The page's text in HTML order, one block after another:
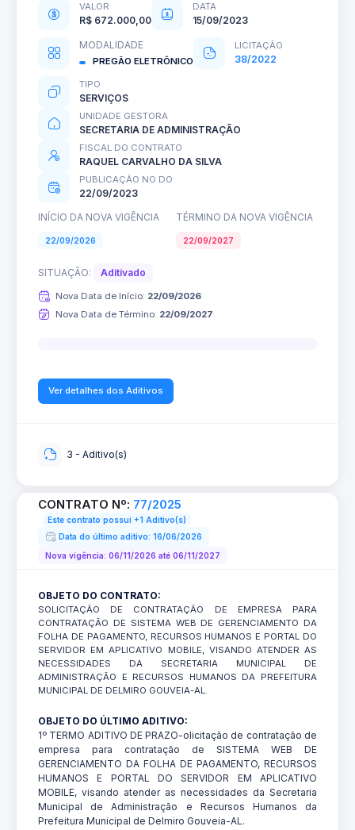
VALOR
R$ 672.000,00
DATA
15/09/2023
MODALIDADE
PREGÃO ELETRÔNICO
LICITAÇÃO
38/2022
TIPO
SERVIÇOS
UNIDADE GESTORA
SECRETARIA DE ADMINISTRAÇÃO
FISCAL DO CONTRATO
RAQUEL CARVALHO DA SILVA
PUBLICAÇÃO NO DO
22/09/2023
INÍCIO DA NOVA VIGÊNCIA
TÉRMINO DA NOVA VIGÊNCIA
22/09/2026 22/09/2027
SITUAÇÃO: Aditivado
Nova Data de Início: 22/09/2026
Nova Data de Término: 22/09/2027
Ver detalhes dos Aditivos
3 - Aditivo(s)
CONTRATO Nº: 77/2025
Este contrato possui +1 Aditivo(s)
Data do último aditivo: 16/06/2026
Nova vigência: 06/11/2026 até 06/11/2027
OBJETO DO CONTRATO:
SOLICITAÇÃO DE CONTRATAÇÃO DE EMPRESA PARA
CONTRATAÇÃO DE SISTEMA WEB DE GERENCIAMENTO DA
FOLHA DE PAGAMENTO, RECURSOS HUMANOS E PORTAL DO
SERVIDOR EM APLICATIVO MOBILE, VISANDO ATENDER AS
NECESSIDADES DA SECRETARIA MUNICIPAL DE
ADMINISTRAÇÃO E RECURSOS HUMANOS DA PREFEITURA
MUNICIPAL DE DELMIRO GOUVEIA-AL.
OBJETO DO ÚLTIMO ADITIVO:
1º TERMO ADITIVO DE PRAZO-olicitação de contratação de
empresa para contratação de SISTEMA WEB DE
GERENCIAMENTO DA FOLHA DE PAGAMENTO, RECURSOS
HUMANOS E PORTAL DO SERVIDOR EM APLICATIVO
MOBILE, visando atender as necessidades da Secretaria
Municipal de Administração e Recursos Humanos da
Prefeitura Municipal de Delmiro Gouveia-AL.